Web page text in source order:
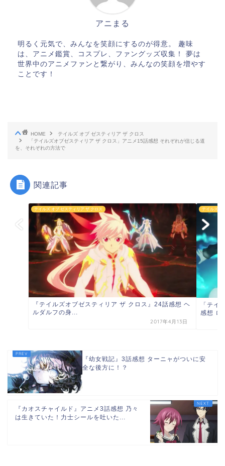
アニまる
明るく元気で、みんなを笑顔にするのが得意。 趣味
は、アニメ鑑賞、コスプレ、ファングッズ収集！ 夢は
世界中のアニメファンと繋がり、みんなの笑顔を増やす
ことです！
HOME
テイルズ オブ ゼスティリア ザ クロス
「テイルズオブゼスティリア ザ クロス」アニメ15話感想 それぞれが信じる道
を、それぞれの方法で
関連記事
テイルズ オブ ゼスティリア ザ クロス
『テイルズオブゼスティリア ザ クロス』24話感想 ヘ
ルダルフの身...
2017年4月13日
テイルズ オ
「テイ
感想 ロ
『幼女戦記』3話感想 ターニャがついに安
全な後方に！？
『カオスチャイルド』アニメ3話感想 乃々
は生きていた！力士シールを吐いた...